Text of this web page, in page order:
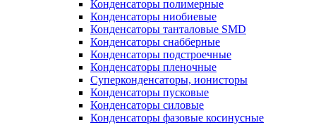
Конденсаторы полимерные
Конденсаторы ниобиевые
Конденсаторы танталовые SMD
Конденсаторы снабберные
Конденсаторы подстроечные
Конденсаторы пленочные
Суперконденсаторы, ионисторы
Конденсаторы пусковые
Конденсаторы силовые
Конденсаторы фазовые косинусные